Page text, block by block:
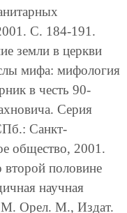
С. 184-191.
земли в церкви
мифа: мифология
в честь 90-
Серия
Санкт-
общество, 2001.
второй половине
научная
Орел. М., Издат.